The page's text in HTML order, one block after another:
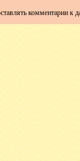
комментарии к